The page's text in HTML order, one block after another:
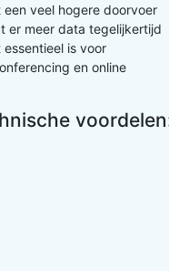
een veel hogere doorvoer
er meer data tegelijkertijd
is voor
en online